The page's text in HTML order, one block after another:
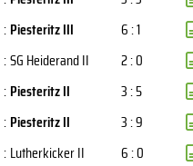
: Piesteritz III
6 : 1
:SG Heiderand II
2 : 0
: Piesteritz II
3 : 5
: Piesteritz II
3 : 9
: Lutherkicker II
6 : 0